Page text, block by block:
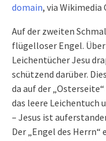
domain, via Wikimedia
Auf der zweiten
flügelloser Engel.
Leichentücher Jesu
schützend darüber.
da auf der
das leere Leichentuch
– Jesus ist
Der „Engel des